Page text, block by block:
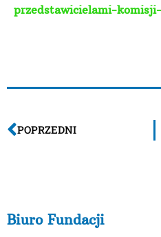
przedstawicielami-
POPRZEDNI
Biuro Fundacji